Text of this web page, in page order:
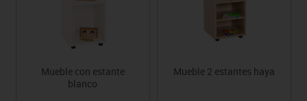
Mueble con estante
blanco
Mueble 2 estantes haya